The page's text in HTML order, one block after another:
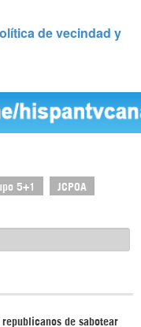
de vecindad y
5+1 JCPOA
republicanos de sabotear